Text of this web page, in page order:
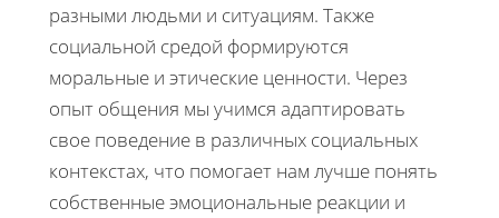
разными людьми и ситуациям. Также
социальной средой формируются
моральные и этические ценности. Через
опыт общения мы учимся адаптировать
свое поведение в различных социальных
контекстах, что помогает нам лучше понять
собственные эмоциональные реакции и